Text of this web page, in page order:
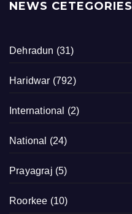
NEWS CETEGORIES
Dehradun (31)
Haridwar (792)
International (2)
National (24)
Prayagraj (5)
Roorkee (10)